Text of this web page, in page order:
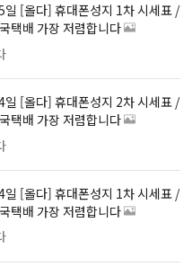
택배 가장 저렴합니다
택배 가장 저렴합니다
택배 가장 저렴합니다